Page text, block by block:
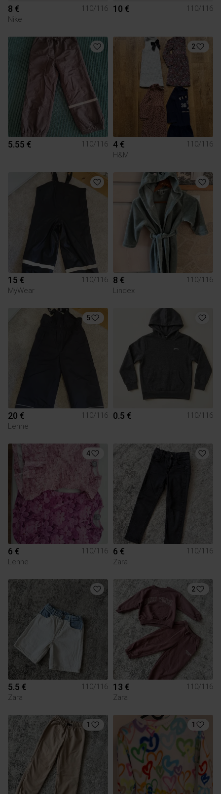
8 €
110/116
Nike
10 € 110/116
5.55 € 110/116
2
4 €
110/116
H&M
15 €
110/116
MyWear
8 €
110/116
Lindex
5
20 €
110/116
Lenne
0.5 € 110/116
4
6 €
110/116
Lenne
6 €
110/116
Zara
5.5 €
110/116
Zara
2
13 €
110/116
Zara
1 1